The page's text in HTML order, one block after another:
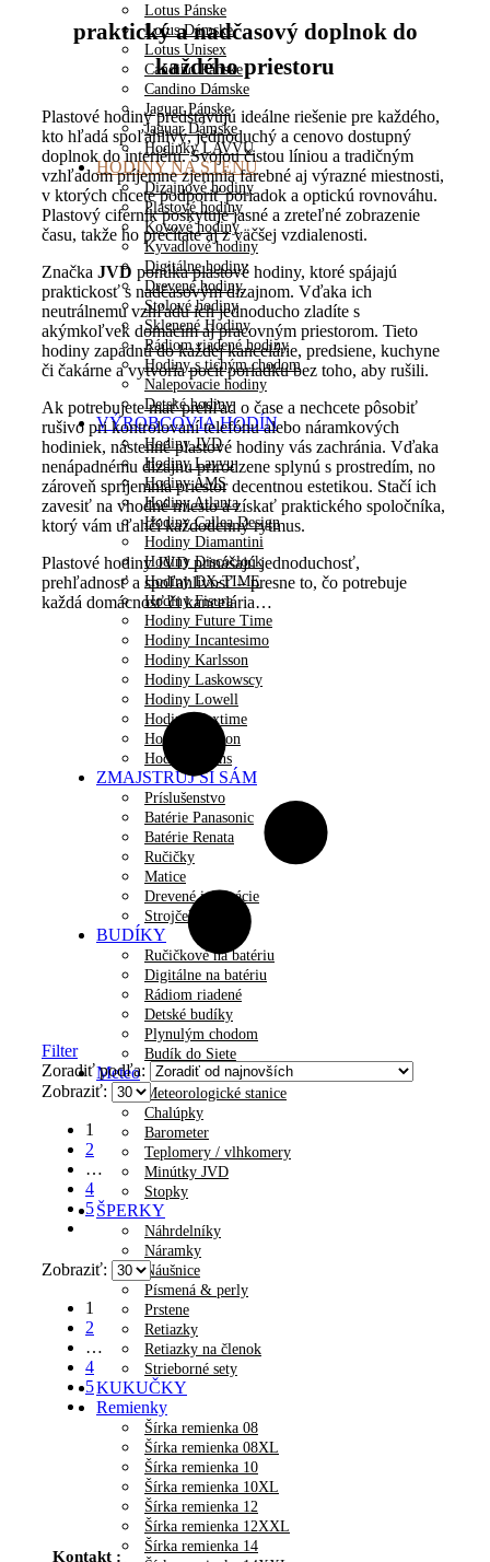
Lotus Pánske
Lotus Dámske
Lotus Unisex
Candino Pánske
Candino Dámske
Jaguar Pánske
Jaguar Dámske
Hodinky LAVVU
HODINY NA STENU
Dizajnové hodiny
Plastové hodiny
Kovové hodiny
Kyvadlové hodiny
Digitálne hodiny
Drevené hodiny
Stolové hodiny
Sklenené Hodiny
Rádiom riadené hodiny
Hodiny s tichým chodom
Nalepovacie hodiny
Detské hodiny
VÝROBCOVIA HODÍN
Hodiny JVD
Hodiny Lavvu
Hodiny AMS
Hodiny Atlanta
Hodiny Callea Design
Hodiny Diamantini
Hodiny Discoclock
Hodiny DX-TIME
Hodiny Fisura
Hodiny Future Time
Hodiny Incantesimo
Hodiny Karlsson
Hodiny Laskowscy
Hodiny Lowell
Hodiny Nextime
Hodiny Nomon
Hodiny Twins
ZMAJSTRUJ SI SÁM
Príslušenstvo
Batérie Panasonic
Batérie Renata
Ručičky
Matice
Drevené inšpirácie
Strojčeky
BUDÍKY
Ručičkové na batériu
Digitálne na batériu
Rádiom riadené
Detské budíky
Plynulým chodom
Budík do Siete
Meteo
Meteorologické stanice
Chalúpky
Barometer
Teplomery / vlhkomery
Minútky JVD
Stopky
ŠPERKY
Náhrdelníky
Náramky
Náušnice
Písmená & perly
Prstene
Retiazky
Retiazky na členok
Strieborné sety
KUKUČKY
Remienky
Šírka remienka 08
Šírka remienka 08XL
Šírka remienka 10
Šírka remienka 10XL
Šírka remienka 12
Šírka remienka 12XXL
Šírka remienka 14
praktický a nadčasový doplnok do
každého priestoru
Plastové hodiny predstavujú ideálne riešenie pre každého,
kto hľadá spoľahlivý, jednoduchý a cenovo dostupný
doplnok do interiéru. Svojou čistou líniou a tradičným
vzhľadom príjemne zjemnia farebné aj výrazné miestnosti,
v ktorých chcete podporiť poriadok a optickú rovnováhu.
Plastový ciferník poskytuje jasné a zreteľné zobrazenie
času, takže ho prečítate aj z väčšej vzdialenosti.
Značka JVD ponúka plastové hodiny, ktoré spájajú
praktickosť s nadčasovým dizajnom. Vďaka ich
neutrálnemu vzhľadu ich jednoducho zladíte s
akýmkoľvek domácim aj pracovným priestorom. Tieto
hodiny zapadnú do každej kancelárie, predsiene, kuchyne
či čakárne a vytvoria pocit poriadku bez toho, aby rušili.
Ak potrebujete mať prehľad o čase a nechcete pôsobiť
rušivo pri kontrolovaní telefónu alebo náramkových
hodiniek, nástenné plastové hodiny vás zachránia. Vďaka
nenápadnému dizajnu prirodzene splynú s prostredím, no
zároveň spríjemnia priestor decentnou estetikou. Stačí ich
zavesiť na vhodné miesto a získať praktického spoločníka,
ktorý vám uľahčí každodenný rytmus.
Plastové hodiny JVD prinášajú jednoduchosť,
prehľadnosť a spoľahlivosť – presne to, čo potrebuje
každá domácnosť či kancelária…
Filter
Zoradiť podľa:
Zobraziť:
1
2
…
4
5
Zobraziť:
1
2
…
4
5
Kontakt :